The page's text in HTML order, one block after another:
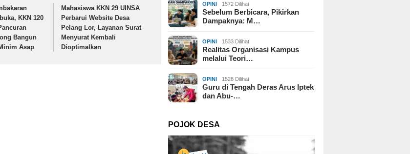
KKN 120
Bangun
Asap
Mahasiswa KKN 29 UINSA
Perbarui Website Desa
Pelang Lor, Layanan Surat
Menyurat Kembali
Dioptimalkan
OPINI 1572 Dilihat
Sebelum Berbicara, Pikirkan
Dampaknya: M…
OPINI 1533 Dilihat
Realitas Organisasi Kampus
melalui Teori…
OPINI 1528 Dilihat
Guru di Tengah Deras Arus Iptek
dan Abu-…
POJOK DESA